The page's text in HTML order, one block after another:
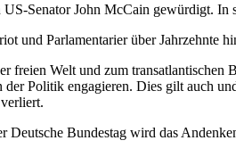
Senator John McCain gewürdigt. In
und Parlamentarier über Jahrzehnte
freien Welt und zum
Politik engagieren. Dies gilt auch
Deutsche Bundestag wird das